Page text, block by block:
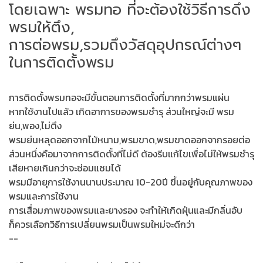
โดยเฉพาะ พรมทอ ที่จะต้องใช้วิธีการดึง
พรมให้ตึง,
การต่อพรม,รวมถึงวัสดุอุปกรณ์ต่างๆ
ในการติดตั้งพรม
การติดตั้งพรมทอจะมีขั้นตอนการติดตั้งที่มากกว่าพรมแผ่น
หากใช้งานไปแล้ว เกิดอาการของพรมชำรุ ส่วนใหญ่จะมี พรม
ย่น,พอง,ไม่ตึง
พรมย่นหลุดออกจากไม้หนาม,พรมขาด,พรมขาดออกจากรอยต่อ
ส่วนหนึ่งคือมาจากการติดตั้งที่ไม่ดี ต้องรีบแก้ไขเพื่อไม่ให้พรมชำรุ
เสียหายเกินกว่าจะซ่อมแซมได้
พรมมีอายุการใช้งานนานประมาณ 10-20ปี ขึ้นอยู่กับคุณภาพของ
พรมและการใช้งาน
การเสื่อมภาพของพรมและยางรอง จะทำให้เกิดฝุ่นและมีกลิ่นอับ
ก็ควรเลือกวิธีการเปลี่ยนพรมเป็นพรมใหม่จะดีกว่า
--